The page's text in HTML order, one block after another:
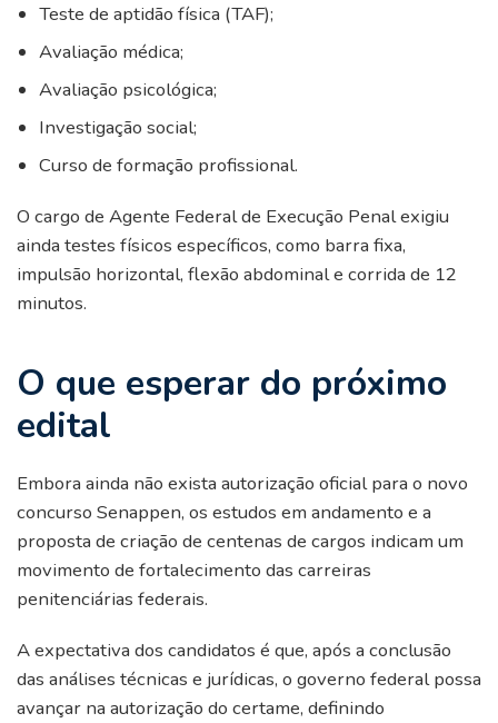
Teste de aptidão física (TAF);
Avaliação médica;
Avaliação psicológica;
Investigação social;
Curso de formação profissional.
O cargo de Agente Federal de Execução Penal exigiu
ainda testes físicos específicos, como barra fixa,
impulsão horizontal, flexão abdominal e corrida de 12
minutos.
O que esperar do próximo
edital
Embora ainda não exista autorização oficial para o novo
concurso Senappen, os estudos em andamento e a
proposta de criação de centenas de cargos indicam um
movimento de fortalecimento das carreiras
penitenciárias federais.
A expectativa dos candidatos é que, após a conclusão
das análises técnicas e jurídicas, o governo federal possa
avançar na autorização do certame, definindo